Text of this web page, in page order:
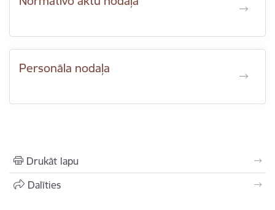
Personāla nodaļa
Drukāt lapu
Dalīties